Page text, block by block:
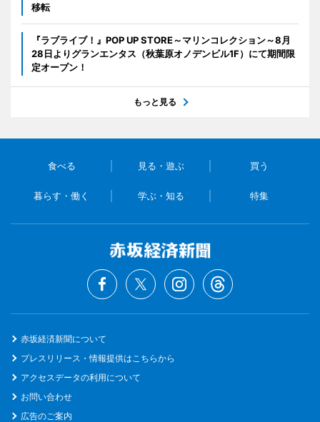
移転
『ラブライブ！』POP UP STORE～マリンコレクション～8月
28日よりグランエンタス（秋葉原オノデンビル1F）にて期間限
定オープン！
もっと見る
食べる 見る・遊ぶ 買う
暮らす・働く 学ぶ・知る 特集
赤坂経済新聞について
プレスリリース・情報提供はこちらから
アクセスデータの利用について
お問い合わせ
広告のご案内